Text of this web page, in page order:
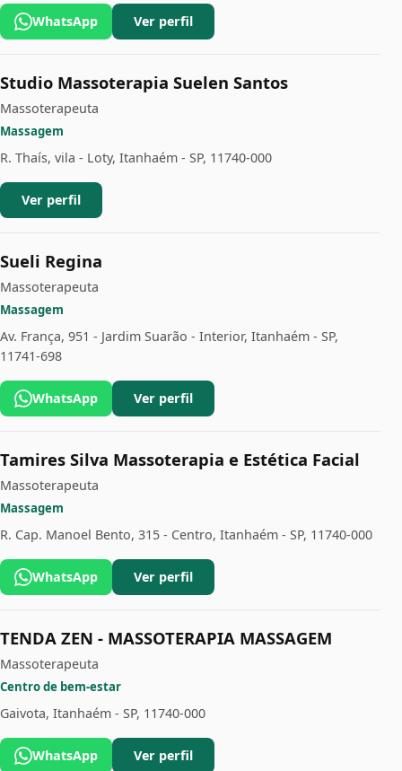
WhatsApp Ver perfil
Studio Massoterapia Suelen Santos
Massoterapeuta
Massagem
R. Thaís, vila - Loty, Itanhaém - SP, 11740-000
Ver perfil
Sueli Regina
Massoterapeuta
Massagem
Av. França, 951 - Jardim Suarão - Interior, Itanhaém - SP,
11741-698
WhatsApp Ver perfil
Tamires Silva Massoterapia e Estética Facial
Massoterapeuta
Massagem
R. Cap. Manoel Bento, 315 - Centro, Itanhaém - SP, 11740-000
WhatsApp Ver perfil
TENDA ZEN - MASSOTERAPIA MASSAGEM
Massoterapeuta
Centro de bem-estar
Gaivota, Itanhaém - SP, 11740-000
WhatsApp Ver perfil